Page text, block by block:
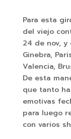
Para esta
del viejo
24 de nov,
Ginebra,
Valencia,
De esta
que tanto
emotivas
para luego
con varios